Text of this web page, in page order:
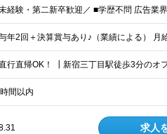
間以内
求人